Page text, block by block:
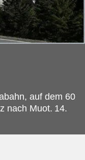
auf dem 60
nach Muot. 14.